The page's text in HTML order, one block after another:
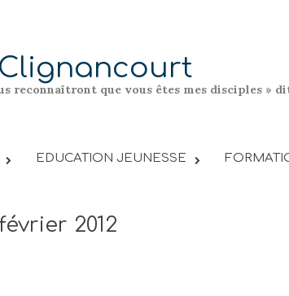
reconnaîtront que vous êtes mes disciples »
EDUCATION JEUNESSE
2012